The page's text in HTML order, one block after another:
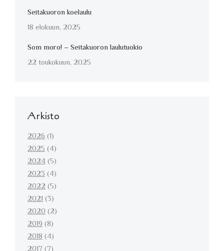
Seitakuoron koelaulu
18 elokuun, 2025
Som moro! – Seitakuoron laulutuokio
22 toukokuun, 2025
Arkisto
2026(1)
2025(4)
2024(5)
2023(4)
2022(5)
2021(3)
2020(2)
2019(8)
2018(4)